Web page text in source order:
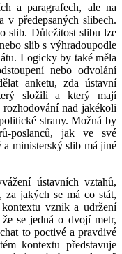
a paragrafech, ale na
v předepsaných slibech.
slib. Důležitost slibu lze
slib s výhradoupodle
Logicky by také měla
nebo odvolání
anketu, zda ústavní
složili a který mají
nad jakékoli
strany. Možná by
poslanců, jak ve své
a ministerský slib má jiné
ústavních vztahů,
za jakých se má co stát,
vznik a udržení
se jedná o dvojí metr,
to poctivé a pravdivé
kontextu představuje